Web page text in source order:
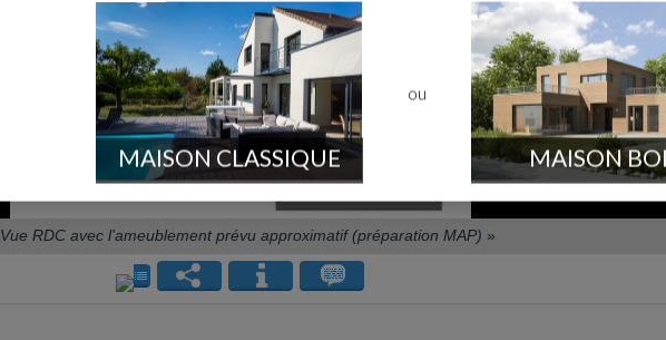
Vue RDC avec l'ameublement prévu approximatif (préparation MAP) »
MAISON CLASSIQUE
ou
MAISON